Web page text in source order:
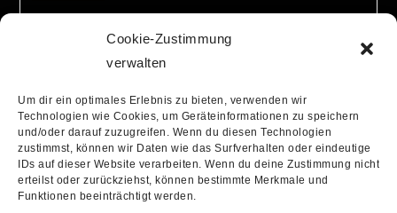
Cookie-Zustimmung
verwalten
Um dir ein optimales Erlebnis zu bieten, verwenden wir
Technologien wie Cookies, um Geräteinformationen zu speichern
und/oder darauf zuzugreifen. Wenn du diesen Technologien
zustimmst, können wir Daten wie das Surfverhalten oder eindeutige
IDs auf dieser Website verarbeiten. Wenn du deine Zustimmung nicht
erteilst oder zurückziehst, können bestimmte Merkmale und
Funktionen beeinträchtigt werden.
info@recordstoredaygermany.de